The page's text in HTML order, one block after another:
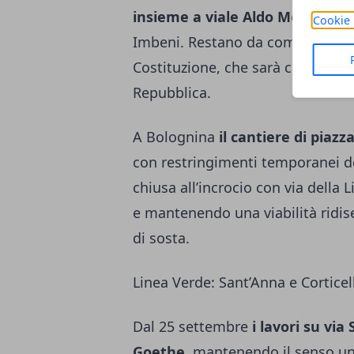
Cookie
insieme a viale Aldo Moro, che
Imbeni. Restano da completare
Costituzione, che sarà chiusa
Repubblica.
A Bolognina il cantiere di
con restringimenti temporanei
chiusa all’incrocio con via della
e mantenendo una viabilità
di sosta.
Linea Verde: Sant’Anna e
Dal 25 settembre i lavori su via